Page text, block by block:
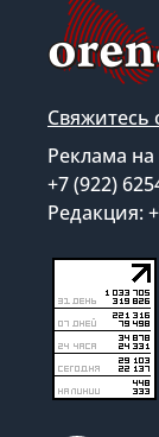
Свяжитесь
Реклама на
+7 (922)
Редакция: